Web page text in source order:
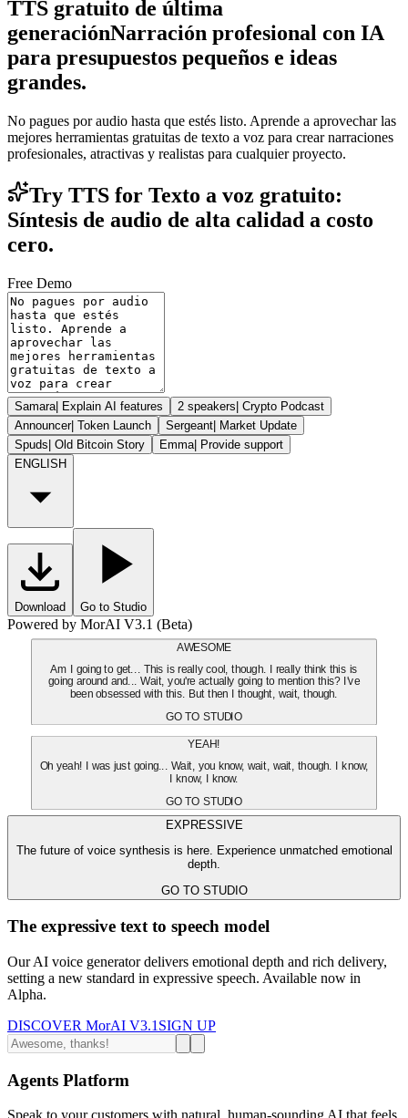
TTS gratuito de última
generaciónNarración profesional con IA
para presupuestos pequeños e ideas
grandes.
No pagues por audio hasta que estés listo. Aprende a aprovechar las
mejores herramientas gratuitas de texto a voz para crear narraciones
profesionales, atractivas y realistas para cualquier proyecto.
Try TTS for Texto a voz gratuito:
Síntesis de audio de alta calidad a costo
cero.
Free Demo
Samara| Explain AI features 2 speakers| Crypto Podcast
Announcer| Token Launch Sergeant| Market Update
Spuds| Old Bitcoin Story Emma| Provide support
ENGLISH
Download Go to Studio
Powered by MorAI V3.1 (Beta)
AWESOME
Am I going to get... This is really cool, though. I really think this is
going around and... Wait, you're actually going to mention this? I've
been obsessed with this. But then I thought, wait, though.
GO TO STUDIO
YEAH!
Oh yeah! I was just going... Wait, you know, wait, wait, though. I know,
I know, I know.
GO TO STUDIO
EXPRESSIVE
The future of voice synthesis is here. Experience unmatched emotional
depth.
GO TO STUDIO
The expressive text to speech model
Our AI voice generator delivers emotional depth and rich delivery,
setting a new standard in expressive speech. Available now in
Alpha.
DISCOVER MorAI V3.1 SIGN UP
Agents Platform